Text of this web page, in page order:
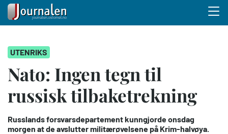
hovedinnhold
UTENRIKS
Nato: Ingen tegn til
russisk tilbaketrekning
Russlands forsvarsdepartement kunngjorde onsdag
morgen at de avslutter militærøvelsene på Krim-halvøya.